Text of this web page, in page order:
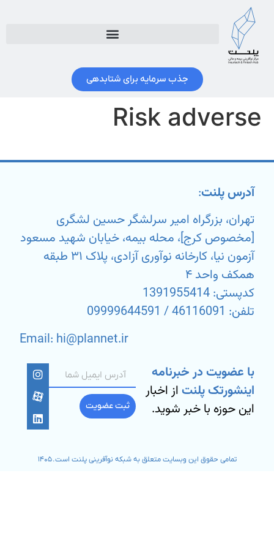
جذب سرمایه برای شتابدهی
Risk adverse
آدرس پلنت:
تهران، بزرگراه امیر سرلشگر حسین لشگری
[مخصوص کرج]، محله بیمه، خیابان شهید مسعود
آزمون نیا، کارخانه نوآوری آزادی، پلاک ۳۱ طبقه
همکف واحد ۴
کدپستی: 1391955414
تلفن: 46116091 / 09999644591
Email: hi@plannet.ir
با عضویت در خبرنامه
اینشورتک پلنتاز اخبار
این حوزه با خبر شوید.
ثبت عضویت
تمامی حقوق این وبسایت متعلق به شبکه نوآفرینی پلنت است. ۱۴۰۵